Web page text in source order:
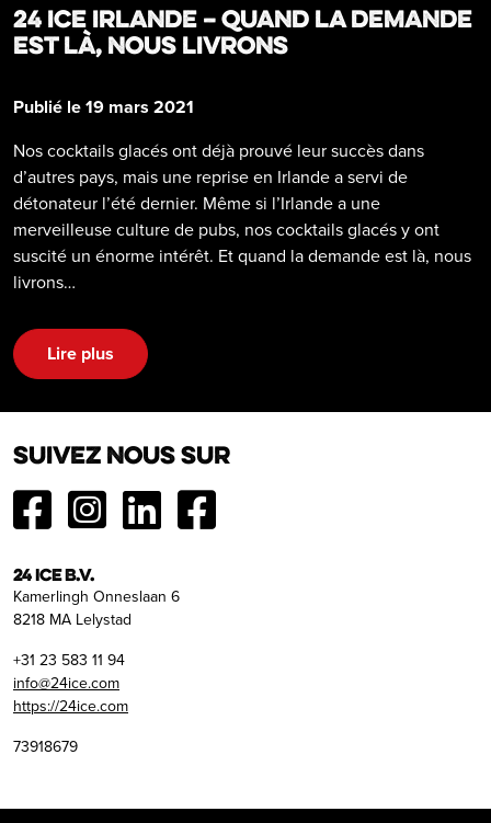
24 ICE Irlande – QUAND LA DEMANDE
EST LÀ, NOUS LIVRONS
Publié le 19 mars 2021
Nos cocktails glacés ont déjà prouvé leur succès dans
d’autres pays, mais une reprise en Irlande a servi de
détonateur l’été dernier. Même si l’Irlande a une
merveilleuse culture de pubs, nos cocktails glacés y ont
suscité un énorme intérêt. Et quand la demande est là, nous
livrons…
Lire plus
Suivez nous sur
24 ICE B.V.
Kamerlingh Onneslaan 6
8218 MA Lelystad
+31 23 583 11 94
info@24ice.com
https://24ice.com
73918679